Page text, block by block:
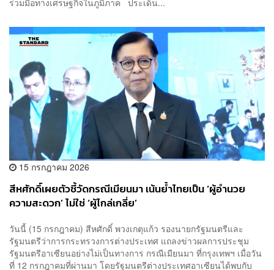
ร่วมมือทางเศรษฐกิจในภูมิภาค ประเด็น...
15 กรกฎาคม 2026
สีหศักดิ์เผยตัวชี้วัดกรณีเมียนมา เน้นย้ำไทยเป็น ‘ผู้อำนวย
ความสะดวก’ ไม่ใช่ ‘ผู้ไกล่เกลี่ย’
วันนี้ (15 กรกฎาคม) สีหศักดิ์ พวงเกตุแก้ว รองนายกรัฐมนตรีและ
รัฐมนตรีว่าการกระทรวงการต่างประเทศ แถลงข่าวผลการประชุม
รัฐมนตรีอาเซียนอย่างไม่เป็นทางการ กรณีเมียนมา ที่กรุงเทพฯ เมื่อวัน
ที่ 12 กรกฎาคมที่ผ่านมา โดยรัฐมนตรีต่างประเทศอาเซียนได้พบกับ